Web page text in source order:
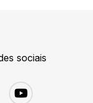
sociais